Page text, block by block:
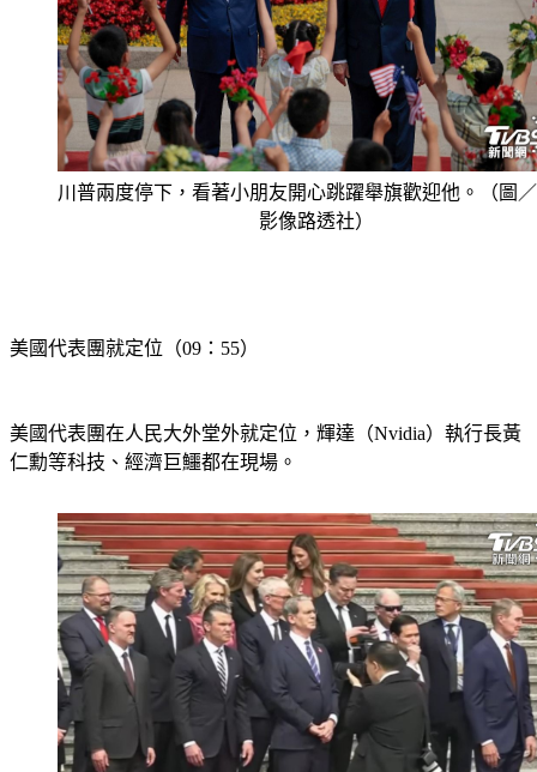
川普兩度停下，看著小朋友開心跳躍舉旗歡迎他。（圖
影像路透社）
美國代表團就定位（09：55）
美國代表團在人民大外堂外就定位，輝達（Nvidia）執行長黃
仁勳等科技、經濟巨鱷都在現場。